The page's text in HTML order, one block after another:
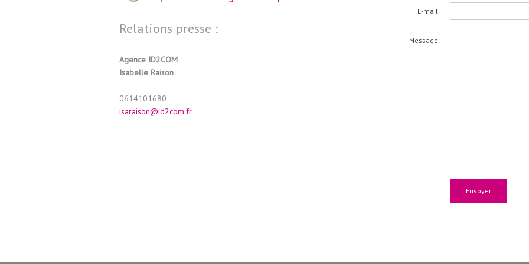
Relations presse :
Agence ID2COM
Isabelle Raison
0614101680
isaraison@id2com.fr
E-mail
Message
Envoyer